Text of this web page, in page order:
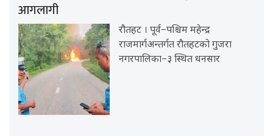
आगलागी
रौतहट । पूर्व–पश्चिम महेन्द्र
राजमार्गअन्तर्गत रौतहटको गुजरा
नगरपालिका–३ स्थित धनसार